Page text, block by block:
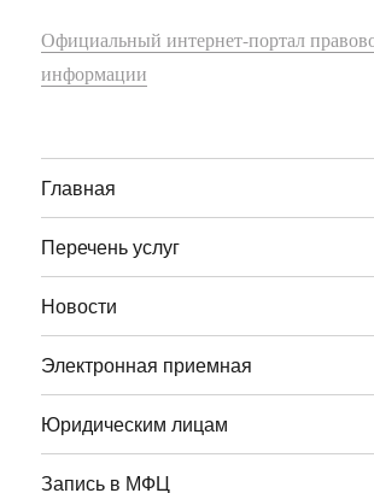
Официальный интернет-портал
информации
Главная
Перечень услуг
Новости
Электронная приемная
Юридическим лицам
Запись в МФЦ